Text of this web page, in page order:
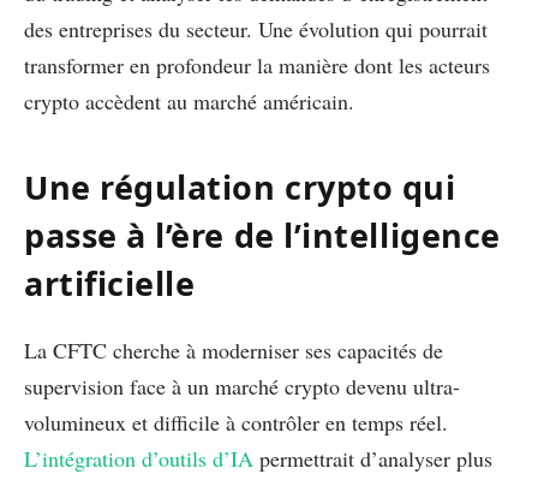
des entreprises du secteur. Une évolution qui pourrait
transformer en profondeur la manière dont les acteurs
crypto accèdent au marché américain.
Une régulation crypto qui
passe à l’ère de l’intelligence
artificielle
La CFTC cherche à moderniser ses capacités de
supervision face à un marché crypto devenu ultra-
volumineux et difficile à contrôler en temps réel.
L’intégration d’outils d’IA permettrait d’analyser plus